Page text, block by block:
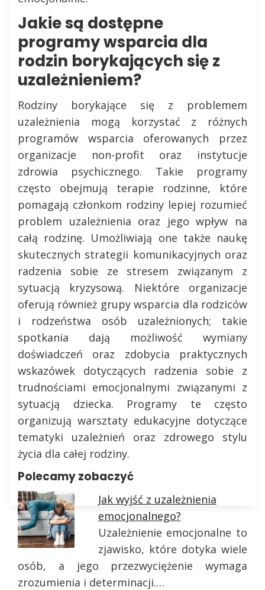
Jakie są dostępne
programy wsparcia dla
rodzin borykających się z
uzależnieniem?
Rodziny borykające się z problemem
uzależnienia mogą korzystać z różnych
programów wsparcia oferowanych przez
organizacje non-profit oraz instytucje
zdrowia psychicznego. Takie programy
często obejmują terapie rodzinne, które
pomagają członkom rodziny lepiej rozumieć
problem uzależnienia oraz jego wpływ na
całą rodzinę. Umożliwiają one także naukę
skutecznych strategii komunikacyjnych oraz
radzenia sobie ze stresem związanym z
sytuacją kryzysową. Niektóre organizacje
oferują również grupy wsparcia dla rodziców
i rodzeństwa osób uzależnionych; takie
spotkania dają możliwość wymiany
doświadczeń oraz zdobycia praktycznych
wskazówek dotyczących radzenia sobie z
trudnościami emocjonalnymi związanymi z
sytuacją dziecka. Programy te często
organizują warsztaty edukacyjne dotyczące
tematyki uzależnień oraz zdrowego stylu
życia dla całej rodziny.
Polecamy zobaczyć
Jak wyjść z uzależnienia
emocjonalnego?
Uzależnienie emocjonalne to
zjawisko, które dotyka wiele
osób, a jego przezwyciężenie wymaga
zrozumienia i determinacji.…